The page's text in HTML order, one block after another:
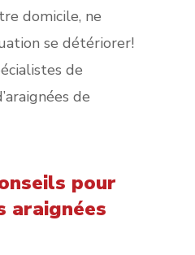
domicile, ne
se détériorer!
de
de
pour
araignées